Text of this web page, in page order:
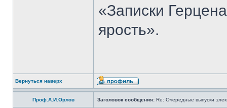
«Записки
ярость».
Вернуться наверх
Проф.А.И.Орлов Заголовок сообщения: Re: Очередные выпуски